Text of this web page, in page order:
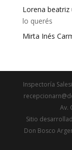
Lorena beatriz
lo querés
Mirta Inés
Inspectoría
Av.
Sitio
Don Bosco